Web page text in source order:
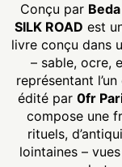
Conçu par
SILK ROAD est
livre conçu dans
– sable, ocre,
représentant
édité par 0fr
compose une
rituels,
lointaines –